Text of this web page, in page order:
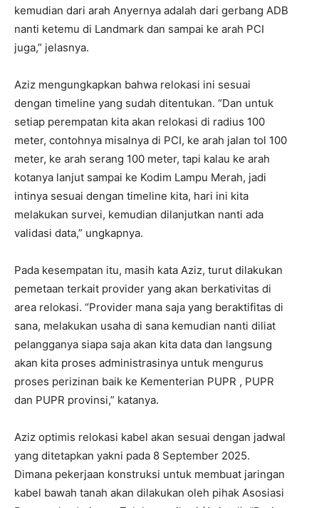
kemudian dari arah Anyernya adalah dari gerbang ADB
nanti ketemu di Landmark dan sampai ke arah PCI
juga,” jelasnya.
Aziz mengungkapkan bahwa relokasi ini sesuai
dengan timeline yang sudah ditentukan. “Dan untuk
setiap perempatan kita akan relokasi di radius 100
meter, contohnya misalnya di PCI, ke arah jalan tol 100
meter, ke arah serang 100 meter, tapi kalau ke arah
kotanya lanjut sampai ke Kodim Lampu Merah, jadi
intinya sesuai dengan timeline kita, hari ini kita
melakukan survei, kemudian dilanjutkan nanti ada
validasi data,” ungkapnya.
Pada kesempatan itu, masih kata Aziz, turut dilakukan
pemetaan terkait provider yang akan berkativitas di
area relokasi. “Provider mana saja yang beraktifitas di
sana, melakukan usaha di sana kemudian nanti diliat
pelangganya siapa saja akan kita data dan langsung
akan kita proses administrasinya untuk mengurus
proses perizinan baik ke Kementerian PUPR , PUPR
dan PUPR provinsi,” katanya.
Aziz optimis relokasi kabel akan sesuai dengan jadwal
yang ditetapkan yakni pada 8 September 2025.
Dimana pekerjaan konstruksi untuk membuat jaringan
kabel bawah tanah akan dilakukan oleh pihak Asosiasi